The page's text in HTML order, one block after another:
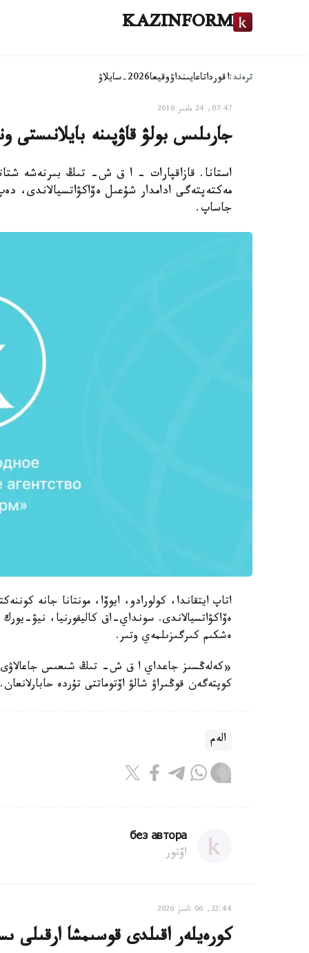
KAZINFORM
ترەند:اقورداتاعايىنداۋوقيعا2026-سايلاۋ
07:47, 24 مامىر 2016
جارىلىس بولۋ قاۋپىنە بايلانىستى
استانا. قازاقپارات - ا ق ش- تىڭ بىرنەشە
جاساپ.
اتاپ ايتقاندا، كولورادو، ايوۆا، مونتانا جانە
ەۆاكۋاتسيالاندى. سونداي-اق كاليفورنيا، نيۋ-
ەشكىم كىرگىزىلمەي وتىر.
كوپتەگەن قوڭىراۋ شالۋ اۆتوماتتى تۇردە حابارلانعان.
الەم
без автора
اۆتور
22:44, 06 تامىز 2026
كورەيلەر اقىلدى قوسىمشا ارقىلى